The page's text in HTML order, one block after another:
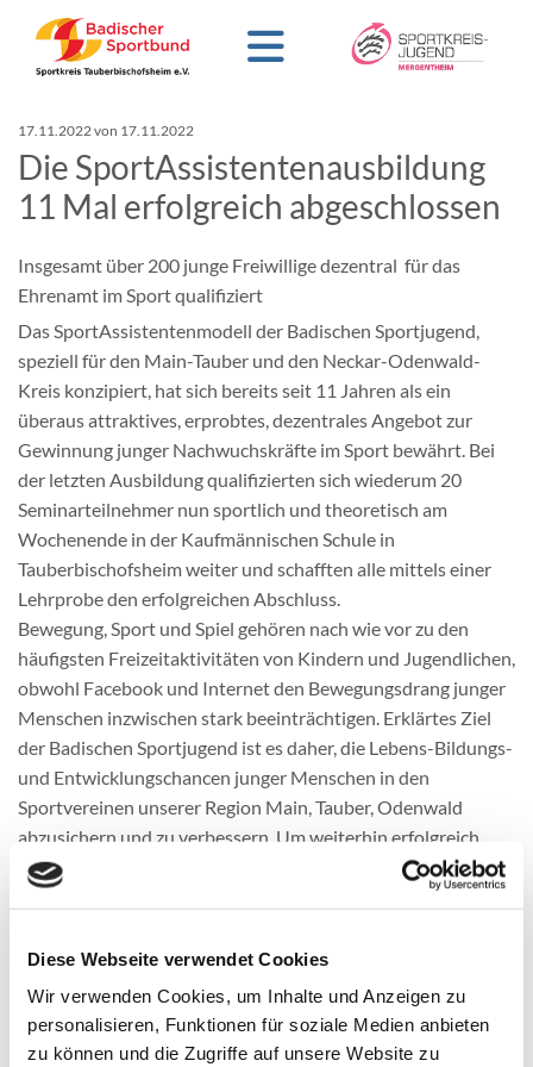
Diese Webseite verwendet Cookies
Wir verwenden Cookies, um Inhalte und Anzeigen zu
personalisieren, Funktionen für soziale Medien anbieten
zu können und die Zugriffe auf unsere Website zu
17.11.2022 von 17.11.2022
Die SportAssistentenausbildung
11 Mal erfolgreich abgeschlossen
Insgesamt über 200 junge Freiwillige dezentral für das
Ehrenamt im Sport qualifiziert
Das SportAssistentenmodell der Badischen Sportjugend,
speziell für den Main-Tauber und den Neckar-Odenwald-
Kreis konzipiert, hat sich bereits seit 11 Jahren als ein
überaus attraktives, erprobtes, dezentrales Angebot zur
Gewinnung junger Nachwuchskräfte im Sport bewährt. Bei
der letzten Ausbildung qualifizierten sich wiederum 20
Seminarteilnehmer nun sportlich und theoretisch am
Wochenende in der Kaufmännischen Schule in
Tauberbischofsheim weiter und schafften alle mittels einer
Lehrprobe den erfolgreichen Abschluss.
Bewegung, Sport und Spiel gehören nach wie vor zu den
häufigsten Freizeitaktivitäten von Kindern und Jugendlichen,
obwohl Facebook und Internet den Bewegungsdrang junger
Menschen inzwischen stark beeinträchtigen. Erklärtes Ziel
der Badischen Sportjugend ist es daher, die Lebens-Bildungs-
und Entwicklungschancen junger Menschen in den
Sportvereinen unserer Region Main, Tauber, Odenwald
abzusichern und zu verbessern. Um weiterhin erfolgreich
sein zu können, müssen wir insbesondere junge, engagierte
Mitarbeiterinnen und Mitarbeiter frühzeitig und verstärkt in
Lernerfahrungen ausgestattet, auch Verantwortung für die
Jugendarbeit in unseren Vereinen übernehmen können.
Der Geschäftsführer der Arnold Hollerbach-Stiftung, Hans
Sieber und der Vorsitzende des Sportjugendfördervereines